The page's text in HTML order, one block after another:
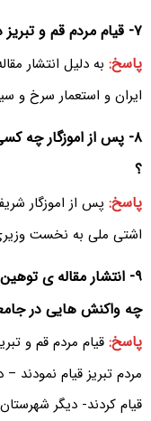
۷- قیام مردم قم و تبریز در زمستان ۱۳۵۶به چه دلیلی بود ؟
پاسخ: به دلیل انتشار
ایران و استعمار سرخ و
۸- پس از اموزگار چه
؟
پاسخ: پس از اموزگار
اشتی ملی به نخست
چه واکنش هایی در
پاسخ: قیام مردم قم و
مردم تبریز قیام نمودند
قیام کردند- دیگر